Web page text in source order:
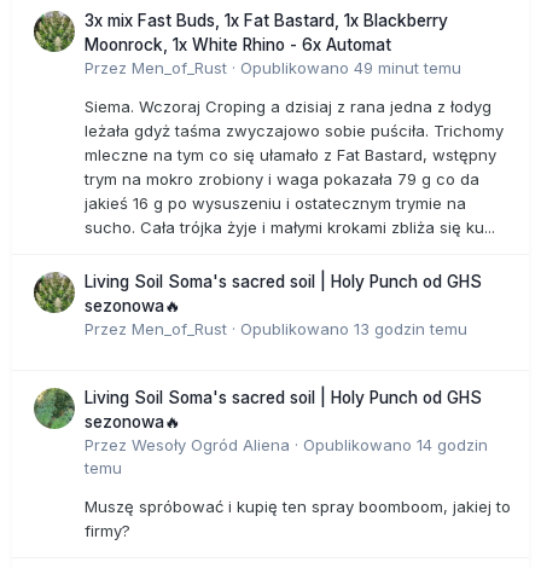
3x mix Fast Buds, 1x Fat Bastard, 1x Blackberry
Moonrock, 1x White Rhino - 6x Automat
Przez Men_of_Rust · Opublikowano 49 minut temu
Siema. Wczoraj Croping a dzisiaj z rana jedna z łodyg
leżała gdyż taśma zwyczajowo sobie puściła. Trichomy
mleczne na tym co się ułamało z Fat Bastard, wstępny
trym na mokro zrobiony i waga pokazała 79 g co da
jakieś 16 g po wysuszeniu i ostatecznym trymie na
sucho. Cała trójka żyje i małymi krokami zbliża się ku...
Living Soil Soma's sacred soil | Holy Punch od GHS
sezonowa🔥
Przez Men_of_Rust · Opublikowano 13 godzin temu
Living Soil Soma's sacred soil | Holy Punch od GHS
sezonowa🔥
Przez Wesoły Ogród Aliena · Opublikowano 14 godzin
temu
Muszę spróbować i kupię ten spray boomboom, jakiej to
firmy?